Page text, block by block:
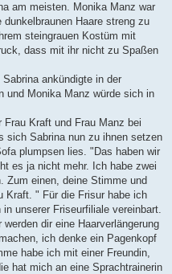
am meisten. Monika Manz war
Haare streng zu
steingrauen Kostüm mit
dass mit ihr nicht zu Spaßen
ankündigte in der
und Monika Manz würde sich in
Frau Kraft und Frau Manz bei
sich Sabrina nun zu ihnen setzen
plumpsen lies. "Das haben wir
es ja nicht mehr. Ich habe zwei
Zum einen, deine Stimme und
Kraft. " Für die Frisur habe ich
unserer Friseurfiliale vereinbart.
dir eine Haarverlängerung
ich denke ein Pagenkopf
habe ich mit einer Freundin,
hat mich an eine Sprachtrainerin